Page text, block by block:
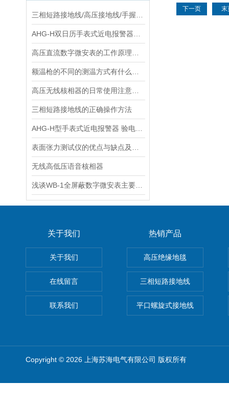
三相短路接地线的正确操作方法
无线高低压语音核相器
下一页 末
关于我们
关于我们
在线留言
联系我们
热销产品
高压绝缘地毯
三相短路接地线
平口螺旋式接地线
Copyright © 2026 上海苏海电气有限公司 版权所有